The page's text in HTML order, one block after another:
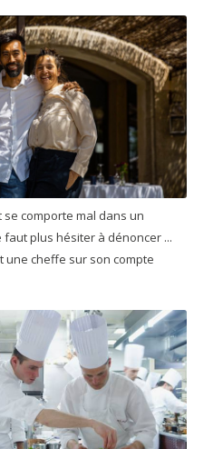
se comporte mal dans un
plus hésiter à dénoncer ...
une cheffe sur son compte